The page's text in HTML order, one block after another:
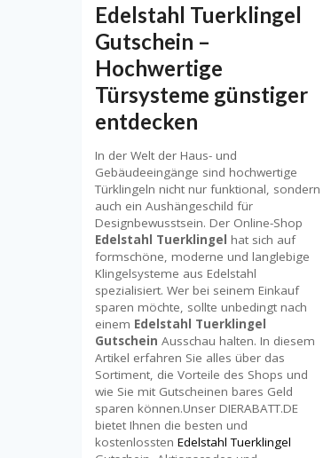
Edelstahl Tuerklingel
Gutschein –
Hochwertige
Türsysteme günstiger
entdecken
In der Welt der Haus- und
Gebäudeeingänge sind hochwertige
Türklingeln nicht nur funktional, sondern
auch ein Aushängeschild für
Designbewusstsein. Der Online-Shop
Edelstahl Tuerklingel hat sich auf
formschöne, moderne und langlebige
Klingelsysteme aus Edelstahl
spezialisiert. Wer bei seinem Einkauf
sparen möchte, sollte unbedingt nach
einem Edelstahl Tuerklingel
Gutschein Ausschau halten. In diesem
Artikel erfahren Sie alles über das
Sortiment, die Vorteile des Shops und
wie Sie mit Gutscheinen bares Geld
sparen können.Unser DIERABATT.DE
bietet Ihnen die besten und
kostenlossten Edelstahl Tuerklingel